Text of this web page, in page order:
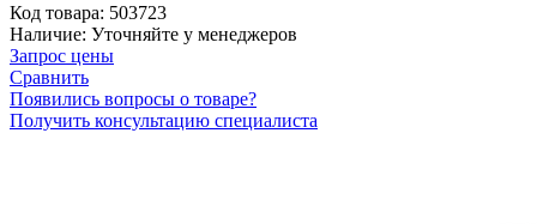
Код товара: 503723
Наличие: Уточняйте у менеджеров
Запрос цены
Сравнить
Появились вопросы о товаре?
Получить консультацию специалиста